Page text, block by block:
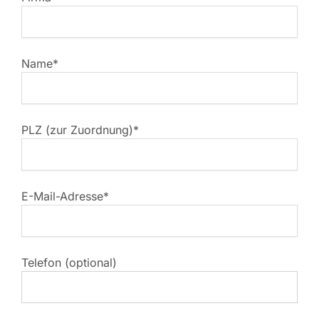
Name*
PLZ (zur Zuordnung)*
E-Mail-Adresse*
Telefon (optional)